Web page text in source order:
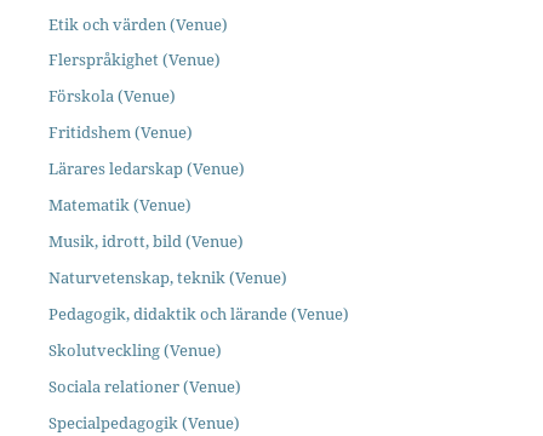
Etik och värden (Venue)
Flerspråkighet (Venue)
Förskola (Venue)
Fritidshem (Venue)
Lärares ledarskap (Venue)
Matematik (Venue)
Musik, idrott, bild (Venue)
Naturvetenskap, teknik (Venue)
Pedagogik, didaktik och lärande (Venue)
Skolutveckling (Venue)
Sociala relationer (Venue)
Specialpedagogik (Venue)